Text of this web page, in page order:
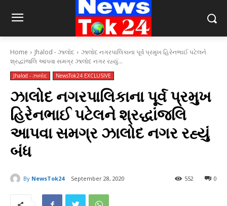
Home Jhalod - ઝાલોદ
ઝાલોદ નગરપાલિકાના પૂર્વ પ્રમુખ હિરેનભાઈ પટેલને
શ્રદ્ધાંજલિ આપવા સમગ્ર ઝાલોદ નગર રહ્યું...
Jhalod - ઝાલોદ NewsTok24 EXCLUSIVE
ઝાલોદ નગરપાલિકાના પૂર્વ પ્રમુખ
હિરેનભાઈ પટેલને શ્રદ્ધાંજલિ
આપવા સમગ્ર ઝાલોદ નગર રહ્યું
બંધ
By NewsTok24 September 28, 2020 0
552